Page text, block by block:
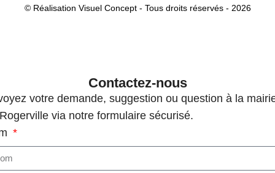
© Réalisation Visuel Concept - Tous droits réservés - 2026
Contactez-nous
votre demande, suggestion ou question à la
via notre formulaire sécurisé.